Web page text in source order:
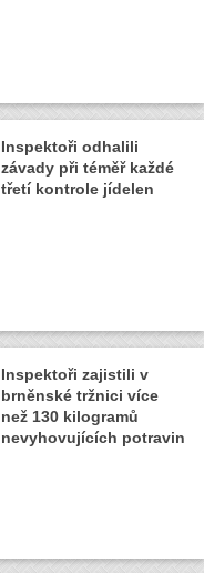
Inspektoři odhalili
závady při téměř každé
třetí kontrole jídelen
Inspektoři zajistili v
brněnské tržnici více
než 130 kilogramů
nevyhovujících potravin